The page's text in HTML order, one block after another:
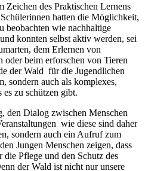
Zeichen des Praktischen Lernens
hatten die Möglichkeit,
beobachten wie nachhaltige
konnten selbst aktiv werden, sei
dem Erlernen von
beim erforschen von Tieren
der Wald für die Jugendlichen
sondern auch als komplexes,
es zu schützen gibt.
den Dialog zwischen Menschen
wie diese sind daher
sondern auch ein Aufruf zum
Jungen Menschen zeigen, dass
Pflege und den Schutz des
der Wald ist nicht nur unsere